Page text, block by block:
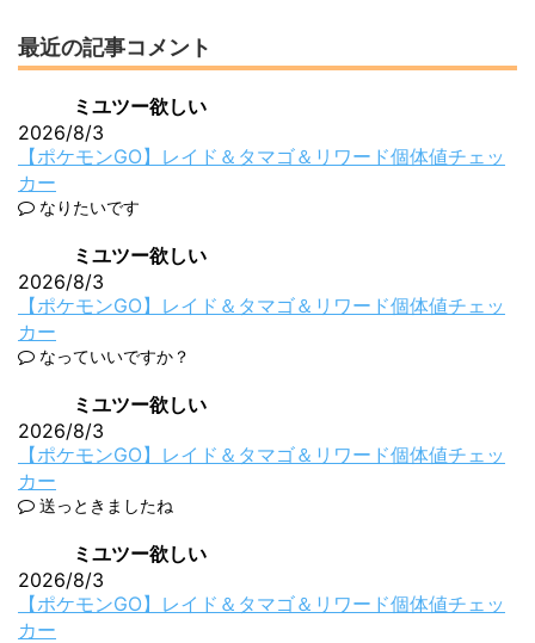
最近の記事コメント
ミユツー欲しい
2026/8/3
【ポケモンGO】レイド＆タマゴ＆リワード個体値チェッ
カー
なりたいです
ミユツー欲しい
2026/8/3
【ポケモンGO】レイド＆タマゴ＆リワード個体値チェッ
カー
なっていいですか？
ミユツー欲しい
2026/8/3
【ポケモンGO】レイド＆タマゴ＆リワード個体値チェッ
カー
送っときましたね
ミユツー欲しい
2026/8/3
【ポケモンGO】レイド＆タマゴ＆リワード個体値チェッ
カー